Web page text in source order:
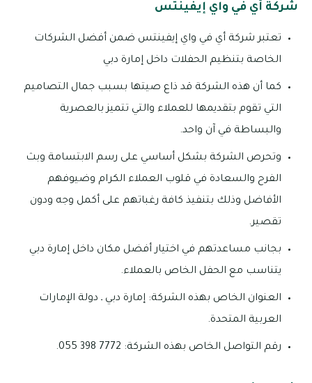
شركة أي في واي إيفينتس
تعتبر شركة أي في واي إيفينتس ضمن أفضل الشركات
الخاصة بتنظيم الحفلات داخل إمارة دبي
كما أن هذه الشركة قد ذاع صيتها بسبب جمال التصاميم
التي تقوم بتقديمها للعملاء والتي تتميز بالعصرية
والبساطة في آن واحد.
وتحرص الشركة بشكل أساسي على رسم الابتسامة وبث
الفرح والسعادة في قلوب العملاء الكرام وضيوفهم
الأفاضل وذلك بتنفيذ كافة رغباتهم على أكمل وجه ودون
تقصير.
بجانب مساعدتهم في اختيار أفضل مكان داخل إمارة دبي
يتناسب مع الحفل الخاص بالعملاء.
العنوان الخاص بهذه الشركة: إمارة دبي ـ دولة الإمارات
العربية المتحدة.
رقم التواصل الخاص بهذه الشركة: 7772 398 055.